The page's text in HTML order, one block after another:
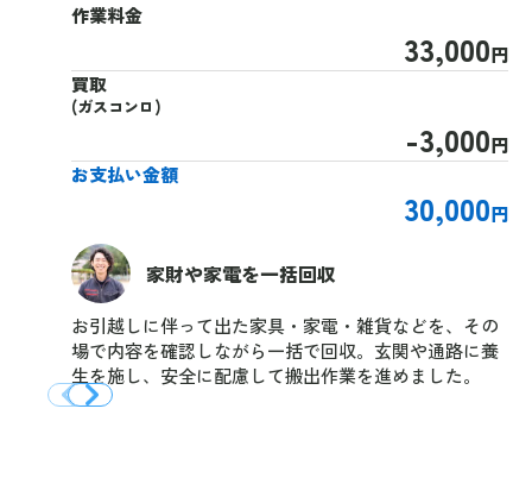
作業料金
33,000円
買取
(ガスコンロ)
-3,000円
お支払い金額
30,000円
家財や家電を一括回収
お引越しに伴って出た家具・家電・雑貨などを、その
場で内容を確認しながら一括で回収。玄関や通路に養
生を施し、安全に配慮して搬出作業を進めました。